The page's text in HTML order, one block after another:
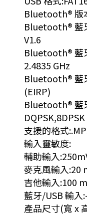
Bluetooth® 版
Bluetooth® 藍
V1.6
Bluetooth® 藍
2.4835 GHz
Bluetooth® 藍
(EIRP)
Bluetooth® 藍
DQPSK,8DPSK
支援的格式
輸入靈敏度:
輔助輸入
麥克風輸入:20
吉他輸入:100
藍牙/USB 輸入
產品尺寸(寬 x